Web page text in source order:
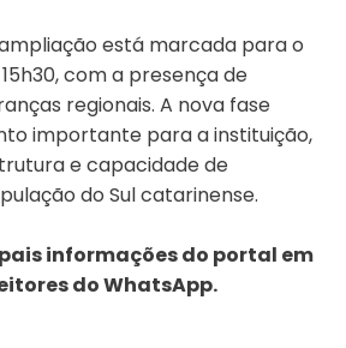
está marcada para o
com a presença de
regionais. A nova fase
importante para a instituição,
e capacidade de
do Sul catarinense.
informações do portal em
do WhatsApp.